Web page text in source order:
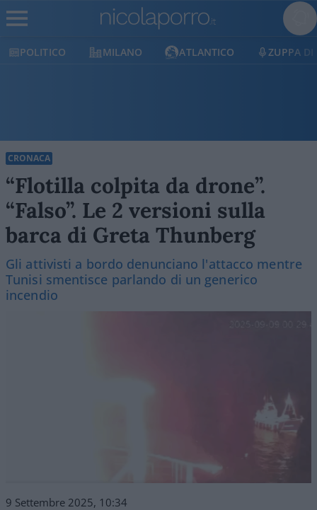
MILANO ATLANTICO ZUPPA DI PORRO
CRONACA
“Flotilla colpita da drone”.
“Falso”. Le 2 versioni sulla
barca di Greta Thunberg
Gli attivisti a bordo denunciano l'attacco mentre
Tunisi smentisce parlando di un generico
incendio
9 Settembre 2025, 10:34